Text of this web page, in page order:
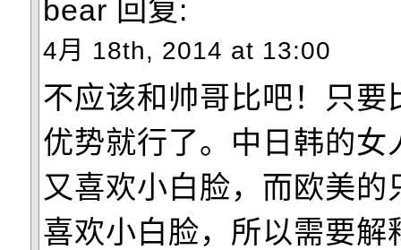
bear 回复:
4月 18th, 2014 at 13:00
不应该和帅哥比吧！只要
优势就行了。中日韩的女
又喜欢小白脸，而欧美的
喜欢小白脸，所以需要解